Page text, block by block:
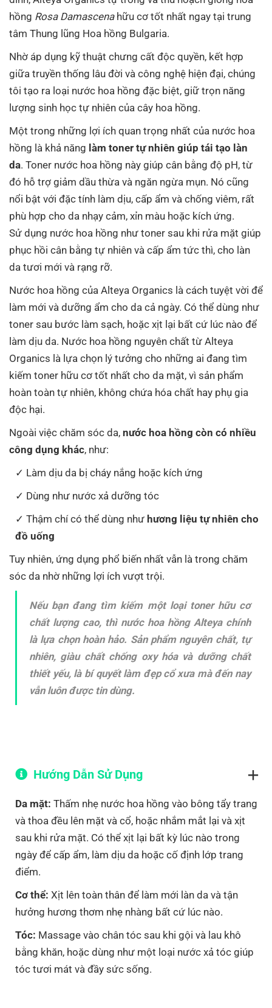
hồng Rosa Damascenahữu cơ tốt nhất ngay tại trung
tâm Thung lũng Hoa hồng Bulgaria.
Nhờ áp dụng kỹ thuật chưng cất độc quyền, kết hợp
giữa truyền thống lâu đời và công nghệ hiện đại, chúng
tôi tạo ra loại nước hoa hồng đặc biệt, giữ trọn năng
lượng sinh học tự nhiên của cây hoa hồng.
Một trong những lợi ích quan trọng nhất của nước hoa
hồng là khả năng làm toner tự nhiên giúp tái tạo làn
da. Toner nước hoa hồng này giúp cân bằng độ pH, từ
đó hỗ trợ giảm dầu thừa và ngăn ngừa mụn. Nó cũng
nổi bật với đặc tính làm dịu, cấp ẩm và chống viêm, rất
phù hợp cho da nhạy cảm, xỉn màu hoặc kích ứng.
Sử dụng nước hoa hồng như toner sau khi rửa mặt giúp
phục hồi cân bằng tự nhiên và cấp ẩm tức thì, cho làn
da tươi mới và rạng rỡ.
Nước hoa hồng của Alteya Organics là cách tuyệt vời để
làm mới và dưỡng ẩm cho da cả ngày. Có thể dùng như
toner sau bước làm sạch, hoặc xịt lại bất cứ lúc nào để
làm dịu da. Nước hoa hồng nguyên chất từ Alteya
Organics là lựa chọn lý tưởng cho những ai đang tìm
kiếm toner hữu cơ tốt nhất cho da mặt, vì sản phẩm
hoàn toàn tự nhiên, không chứa hóa chất hay phụ gia
độc hại.
Ngoài việc chăm sóc da, nước hoa hồng còn có nhiều
công dụng khác, như:
Làm dịu da bị cháy nắng hoặc kích ứng
Dùng như nước xả dưỡng tóc
Thậm chí có thể dùng như hương liệu tự nhiên cho
đồ uống
Tuy nhiên, ứng dụng phổ biến nhất vẫn là trong chăm
sóc da nhờ những lợi ích vượt trội.
Nếu bạn đang tìm kiếm một loại toner hữu cơ
chất lượng cao, thì nước hoa hồng Alteya chính
là lựa chọn hoàn hảo. Sản phẩm nguyên chất, tự
nhiên, giàu chất chống oxy hóa và dưỡng chất
thiết yếu, là bí quyết làm đẹp cổ xưa mà đến nay
vẫn luôn được tin dùng.
Hướng Dẫn Sử Dụng
Da mặt: Thấm nhẹ nước hoa hồng vào bông tẩy trang
và thoa đều lên mặt và cổ, hoặc nhắm mắt lại và xịt
sau khi rửa mặt. Có thể xịt lại bất kỳ lúc nào trong
ngày để cấp ẩm, làm dịu da hoặc cố định lớp trang
điểm.
Cơ thể: Xịt lên toàn thân để làm mới làn da và tận
hưởng hương thơm nhẹ nhàng bất cứ lúc nào.
Tóc: Massage vào chân tóc sau khi gội và lau khô
bằng khăn, hoặc dùng như một loại nước xả tóc giúp
tóc tươi mát và đầy sức sống.